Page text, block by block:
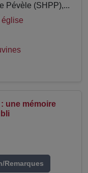
Pévèle (SHPP),...
église
une mémoire
Remarques